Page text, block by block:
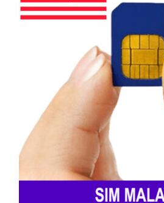
Tigo Guatemala – nhà
nhất, lâu đời nhất
sóng rộng khắp: thành phố
Guatemala City,
Cobán đến vùng nông thôn,
các điểm du lịch nổi tiếng.
nhiều đại lý hỗ trợ, đa
hoạt, phù hợp người dân
du lịch.
Claro Guatemala
Claro Guatemala được
internet, đặc biệt 4G/5G,